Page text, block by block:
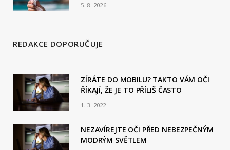
5. 8. 2026
REDAKCE DOPORUČUJE
ZÍRÁTE DO MOBILU? TAKTO VÁM OČI
ŘÍKAJÍ, ŽE JE TO PŘÍLIŠ ČASTO
1. 3. 2022
NEZAVÍREJTE OČI PŘED NEBEZPEČNÝM
MODRÝM SVĚTLEM